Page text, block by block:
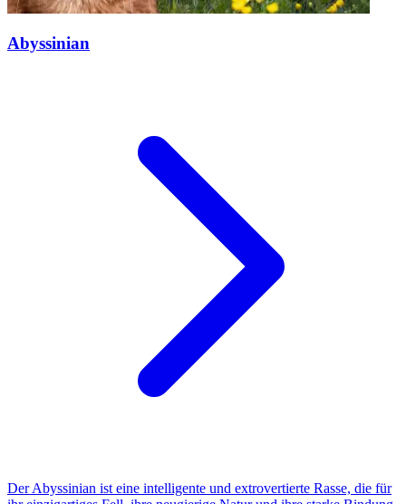
Abyssinian
Der Abyssinian ist eine intelligente und extrovertierte Rasse, die für